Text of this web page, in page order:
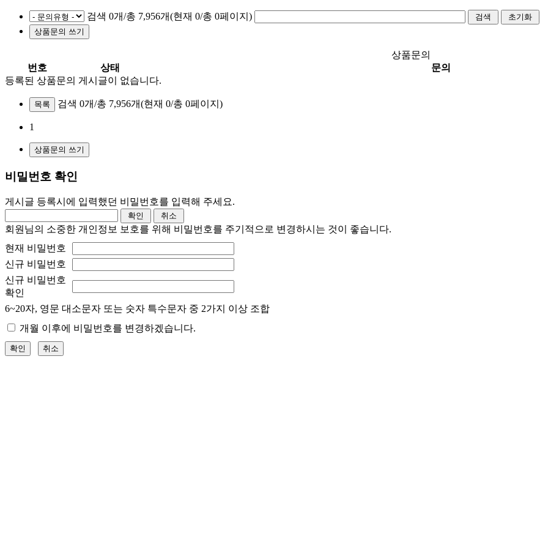
검색 0개/총 7,956개(현재 0/총 0페이지)
상품문의
번호
상태
문의
등록된 상품문의 게시글이 없습니다.
목록 검색 0개/총 7,956개(현재 0/총 0페이지)
1
비밀번호 확인
게시글 등록시에 입력했던 비밀번호를 입력해 주세요.
회원님의 소중한 개인정보 보호를 위해 비밀번호를 주기적으로 변경하시는 것이 좋습니다.
현재 비밀번호
신규 비밀번호
신규 비밀번호
확인
6~20자, 영문 대소문자 또는 숫자 특수문자 중 2가지 이상 조합
개월 이후에 비밀번호를 변경하겠습니다.
확인 취소